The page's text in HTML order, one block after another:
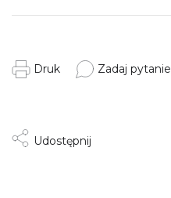
Druk Zadaj pytanie
Udostępnij